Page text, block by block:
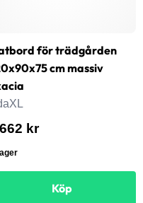
för trädgården
cm massiv
kr
lager
Köp